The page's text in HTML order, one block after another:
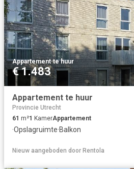
Appartement·te huur
€ 1.483
Appartement te huur
Provincie Utrecht
61 m²1 KamerAppartement
·Opslagruimte·Balkon
Nieuw aangeboden door Rentola